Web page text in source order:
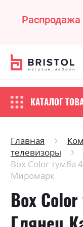
Распродажа
КАТАЛОГ
Главная
телевизоры
Box Color тумба
Миромарк
Box